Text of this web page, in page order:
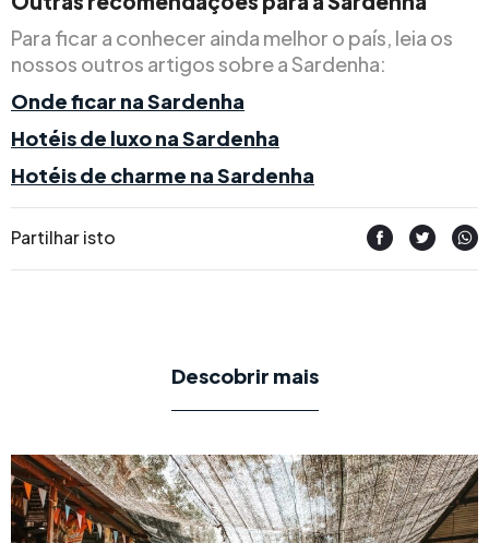
Para ficar a conhecer ainda melhor o país, leia os
nossos outros artigos sobre a Sardenha:
Onde ficar na Sardenha
Hotéis de luxo na Sardenha
Hotéis de charme na Sardenha
Partilhar isto
Descobrir mais